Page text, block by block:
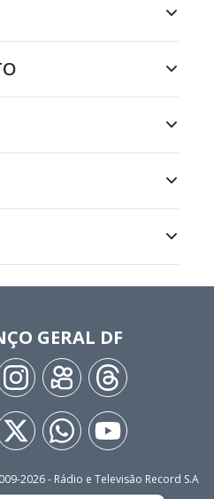
GERAL DF
2026- Rádio e Televisão Record S.A